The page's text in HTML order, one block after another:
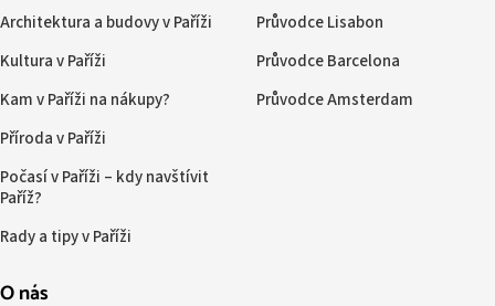
Architektura a budovy v Paříži
Kultura v Paříži
Kam v Paříži na nákupy?
Příroda v Paříži
Počasí v Paříži – kdy navštívit
Paříž?
Rady a tipy v Paříži
Průvodce Lisabon
Průvodce Barcelona
Průvodce Amsterdam
O nás